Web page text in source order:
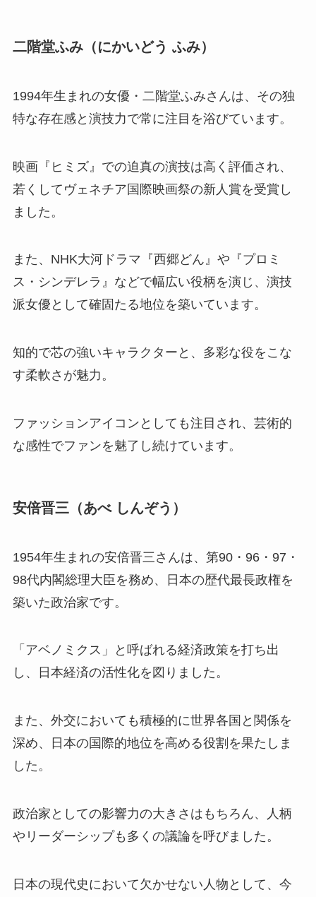
二階堂ふみ（にかいどう ふみ）
1994年生まれの女優・二階堂ふみさんは、その独
特な存在感と演技力で常に注目を浴びています。
映画『ヒミズ』での迫真の演技は高く評価され、
若くしてヴェネチア国際映画祭の新人賞を受賞し
ました。
また、NHK大河ドラマ『西郷どん』や『プロミ
ス・シンデレラ』などで幅広い役柄を演じ、演技
派女優として確固たる地位を築いています。
知的で芯の強いキャラクターと、多彩な役をこな
す柔軟さが魅力。
ファッションアイコンとしても注目され、芸術的
な感性でファンを魅了し続けています。
安倍晋三（あべ しんぞう）
1954年生まれの安倍晋三さんは、第90・96・97・
98代内閣総理大臣を務め、日本の歴代最長政権を
築いた政治家です。
「アベノミクス」と呼ばれる経済政策を打ち出
し、日本経済の活性化を図りました。
また、外交においても積極的に世界各国と関係を
深め、日本の国際的地位を高める役割を果たしま
した。
政治家としての影響力の大きさはもちろん、人柄
やリーダーシップも多くの議論を呼びました。
日本の現代史において欠かせない人物として、今